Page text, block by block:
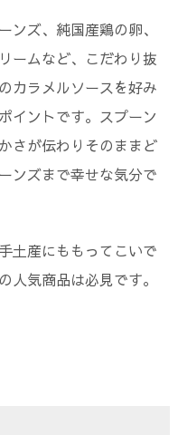
ンズ、純国産鶏の卵、
ームなど、こだわり抜
カラメルソースを好み
イントです。スプーン
さが伝わりそのままど
ンズまで幸せな気分で
土産にももってこいで
人気商品は必見です。